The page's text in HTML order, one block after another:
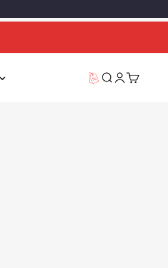
Vorteilswelt
Suche